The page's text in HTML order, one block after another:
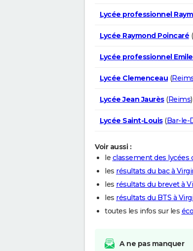
Lycée professionnel
Lycée Raymond Poincaré (
Lycée professionnel
Lycée Clemenceau (
Lycée Jean Jaurès(Reims)
Lycée Saint-Louis(Bar-le-
Voir aussi :
le classement des lycées
les résultats du bac à
les résultats du brevet à
les résultats du BTS à
toutes les infos sur les
A ne pas manquer